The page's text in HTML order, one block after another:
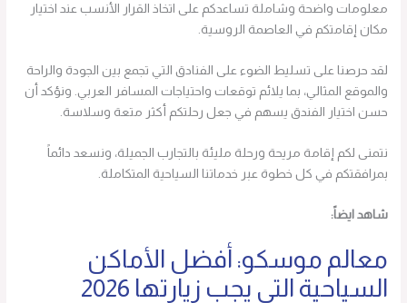
معلومات واضحة وشاملة تساعدكم على اتخاذ القرار الأنسب عند اختيار
مكان إقامتكم في العاصمة الروسية.
لقد حرصنا على تسليط الضوء على الفنادق التي تجمع بين الجودة والراحة
والموقع المثالي، بما يلائم توقعات واحتياجات المسافر العربي. ونؤكد أن
حسن اختيار الفندق يسهم في جعل رحلتكم أكثر متعة وسلاسة.
نتمنى لكم إقامة مريحة ورحلة مليئة بالتجارب الجميلة، ونسعد دائماً
بمرافقتكم في كل خطوة عبر خدماتنا السياحية المتكاملة.
شاهد ايضاً:
معالم موسكو: أفضل الأماكن
السياحية التي يجب زيارتها 2026